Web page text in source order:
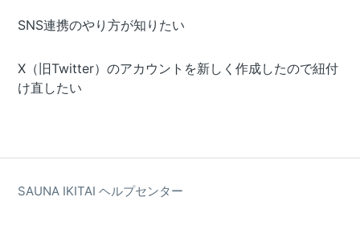
SNS連携のやり方が知りたい
X（旧Twitter）のアカウントを新しく作成したので紐付
け直したい
SAUNA IKITAI ヘルプセンター